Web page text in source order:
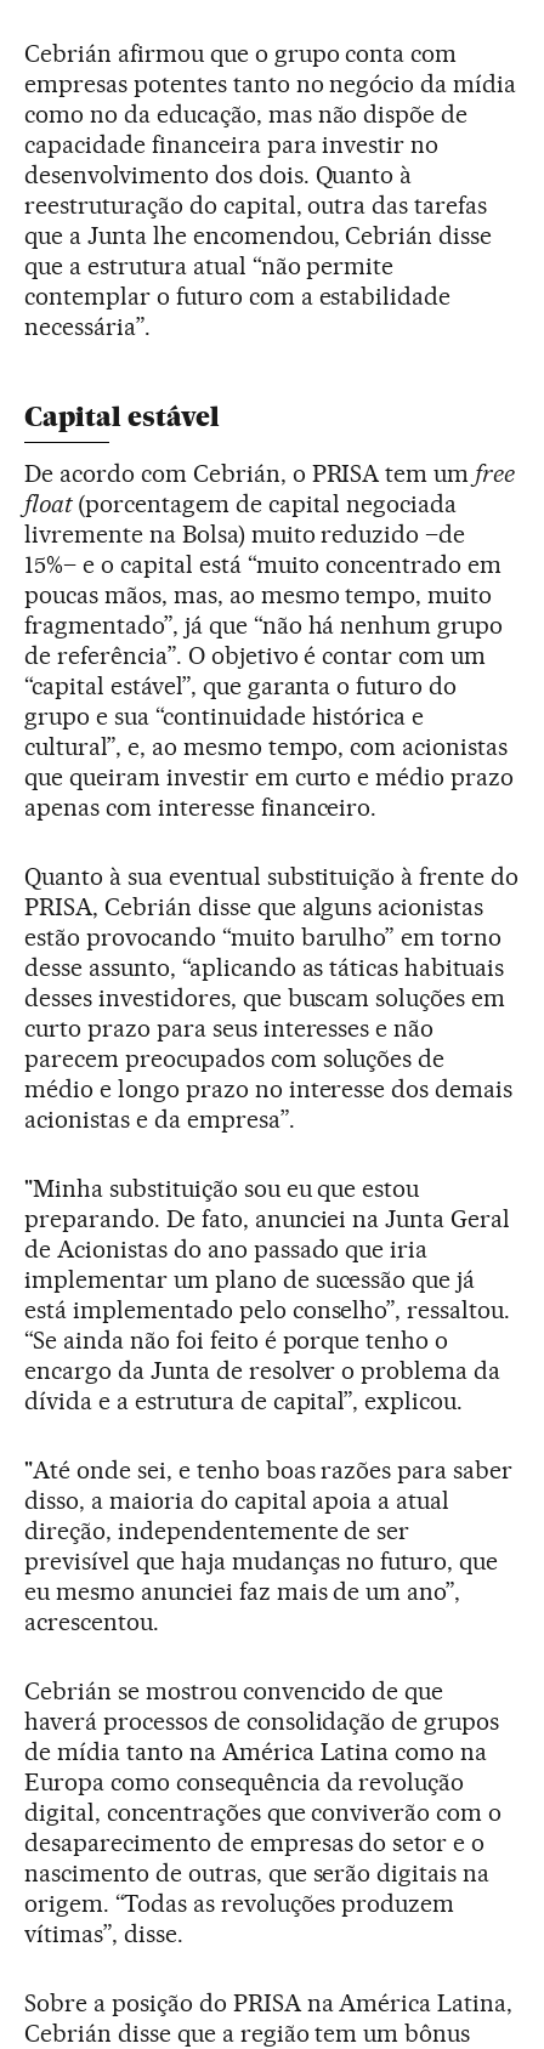
Cebrián afirmou que o grupo conta com
empresas potentes tanto no negócio da mídia
como no da educação, mas não dispõe de
capacidade financeira para investir no
desenvolvimento dos dois. Quanto à
reestruturação do capital, outra das tarefas
que a Junta lhe encomendou, Cebrián disse
que a estrutura atual “não permite
contemplar o futuro com a estabilidade
necessária”.
Capital estável
De acordo com Cebrián, o PRISA tem um free
float(porcentagem de capital negociada
livremente na Bolsa) muito reduzido –de
15%– e o capital está “muito concentrado em
poucas mãos, mas, ao mesmo tempo, muito
fragmentado”, já que “não há nenhum grupo
de referência”. O objetivo é contar com um
“capital estável”, que garanta o futuro do
grupo e sua “continuidade histórica e
cultural”, e, ao mesmo tempo, com acionistas
que queiram investir em curto e médio prazo
apenas com interesse financeiro.
Quanto à sua eventual substituição à frente do
PRISA, Cebrián disse que alguns acionistas
estão provocando “muito barulho” em torno
desse assunto, “aplicando as táticas habituais
desses investidores, que buscam soluções em
curto prazo para seus interesses e não
parecem preocupados com soluções de
médio e longo prazo no interesse dos demais
acionistas e da empresa”.
"Minha substituição sou eu que estou
preparando. De fato, anunciei na Junta Geral
de Acionistas do ano passado que iria
implementar um plano de sucessão que já
está implementado pelo conselho”, ressaltou.
“Se ainda não foi feito é porque tenho o
encargo da Junta de resolver o problema da
dívida e a estrutura de capital”, explicou.
"Até onde sei, e tenho boas razões para saber
disso, a maioria do capital apoia a atual
direção, independentemente de ser
previsível que haja mudanças no futuro, que
eu mesmo anunciei faz mais de um ano”,
acrescentou.
Cebrián se mostrou convencido de que
haverá processos de consolidação de grupos
de mídia tanto na América Latina como na
Europa como consequência da revolução
digital, concentrações que conviverão com o
desaparecimento de empresas do setor e o
nascimento de outras, que serão digitais na
origem. “Todas as revoluções produzem
vítimas”, disse.
Sobre a posição do PRISA na América Latina,
Cebrián disse que a região tem um bônus